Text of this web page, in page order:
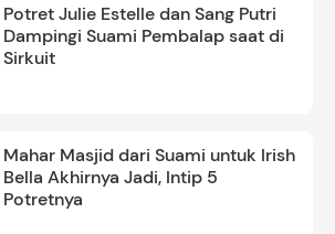
Potret Julie Estelle dan Sang Putri
Dampingi Suami Pembalap saat di
Sirkuit
Mahar Masjid dari Suami untuk Irish
Bella Akhirnya Jadi, Intip 5
Potretnya